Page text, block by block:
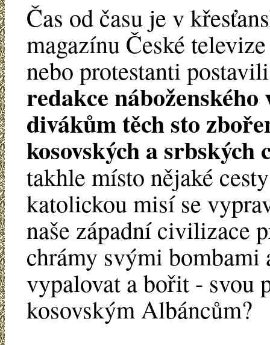
Čas od času je v
magazínu České
nebo protestanti
redakce
divákům těch sto
kosovských a
takhle místo nějaké
katolickou misí se
naše západní civilizace
chrámy svými bombami
vypalovat a bořit - svou
kosovským Albáncům?